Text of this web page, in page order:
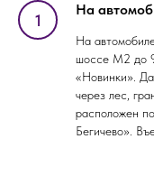
На
На
шоссе М2 до
«Новинки».
через лес,
расположен
Бегичево».